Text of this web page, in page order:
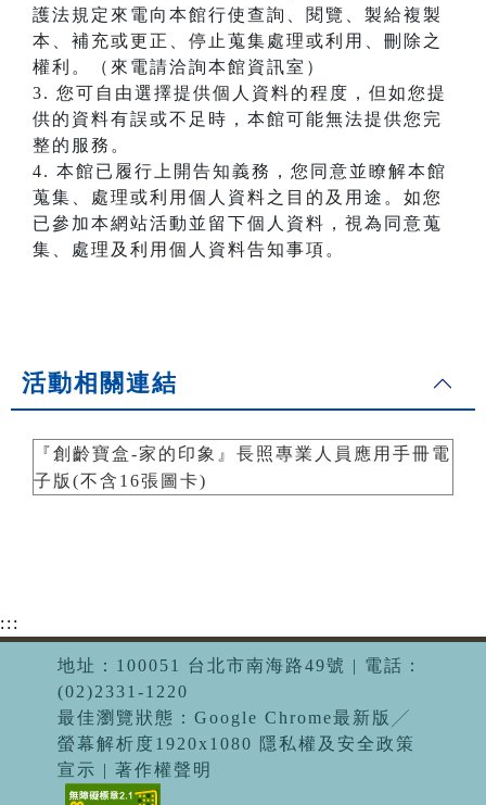
護法規定來電向本館行使查詢、閱覽、製給複製
本、補充或更正、停止蒐集處理或利用、刪除之
權利。（來電請洽詢本館資訊室）
3. 您可自由選擇提供個人資料的程度，但如您提
供的資料有誤或不足時，本館可能無法提供您完
整的服務。
4. 本館已履行上開告知義務，您同意並瞭解本館
蒐集、處理或利用個人資料之目的及用途。如您
已參加本網站活動並留下個人資料，視為同意蒐
集、處理及利用個人資料告知事項。
活動相關連結
『創齡寶盒-家的印象』長照專業人員應用手冊電
子版(不含16張圖卡)
:::
地址：100051 台北市南海路49號 | 電話：
(02)2331-1220
最佳瀏覽狀態：Google Chrome最新版╱
螢幕解析度1920x1080 隱私權及安全政策
宣示 | 著作權聲明